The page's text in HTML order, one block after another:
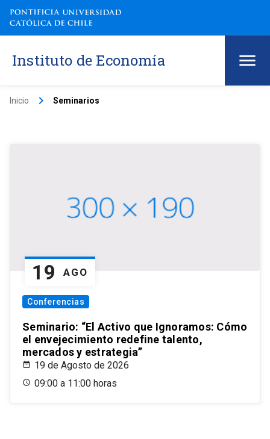
Instituto de Economía
Inicio keyboard_arrow_right Seminarios
19 AGO
Conferencias
Seminario: “El Activo que Ignoramos: Cómo
el envejecimiento redefine talento,
mercados y estrategia”
19 de Agosto de 2026
09:00 a 11:00 horas